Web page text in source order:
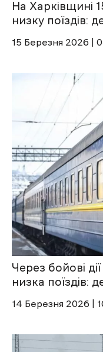
На Харківщині
низку поїздів:
15 Березня 2026 |
Через бойові
низка поїздів:
14 Березня 2026 |